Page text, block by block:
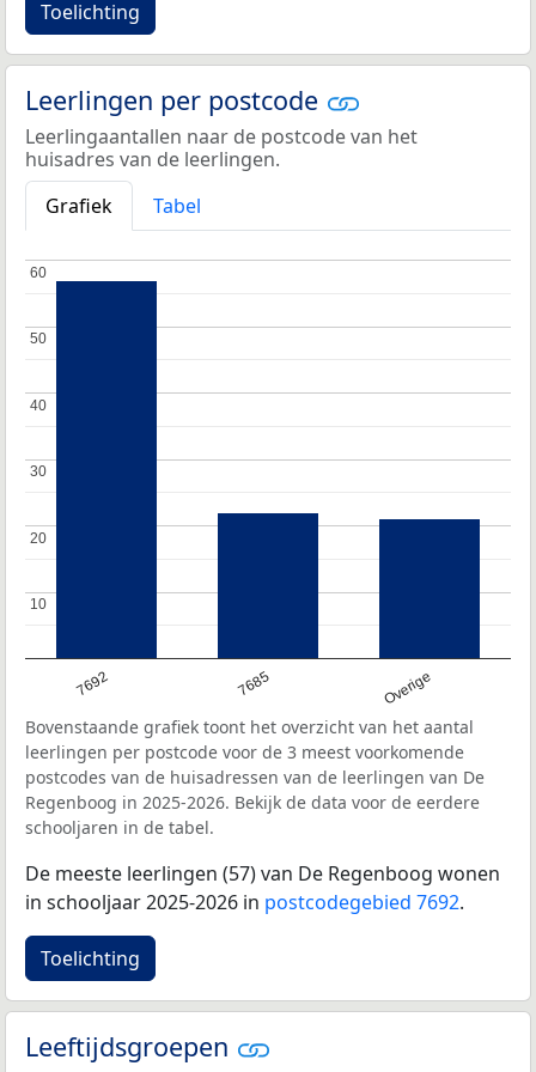
Toelichting
Leerlingen per postcode
Leerlingaantallen naar de postcode van het
huisadres van de leerlingen.
Grafiek
Tabel
7692 7685 Overige
10
10
20
20
30
30
40
40
50
50
60
60
Bovenstaande grafiek toont het overzicht van het aantal
leerlingen per postcode voor de 3 meest voorkomende
postcodes van de huisadressen van de leerlingen van De
Regenboog in 2025-2026. Bekijk de data voor de eerdere
schooljaren in de tabel.
De meeste leerlingen (57) van De Regenboog wonen
in schooljaar 2025-2026 in postcodegebied 7692.
Toelichting
Leeftijdsgroepen